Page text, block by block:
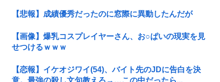
【悲報】成績優秀だったのに窓際に異動したんだが
【画像】爆乳コスプレイヤーさん、お○ぱいの現実を見
せつけるｗｗｗ
【恋報】イケオジワイ(54)、バイト先のJDに告白を決
意。最強の殺し文句教えろ→…この中だったら...